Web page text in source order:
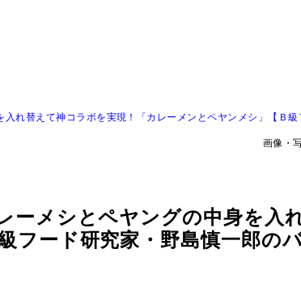
れ替えて神コラボを実現！「カレーメンとペヤンメシ」【Ｂ級
画像・
ーメシとペヤングの中身を
フード研究家・野島慎一郎の